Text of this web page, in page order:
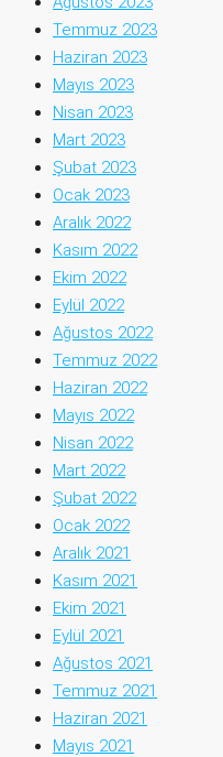
Temmuz 2023
Haziran 2023
Mayıs 2023
Nisan 2023
Mart 2023
Şubat 2023
Ocak 2023
Aralık 2022
Kasım 2022
Ekim 2022
Eylül 2022
Ağustos 2022
Temmuz 2022
Haziran 2022
Mayıs 2022
Nisan 2022
Mart 2022
Şubat 2022
Ocak 2022
Aralık 2021
Kasım 2021
Ekim 2021
Eylül 2021
Ağustos 2021
Temmuz 2021
Haziran 2021
Mayıs 2021